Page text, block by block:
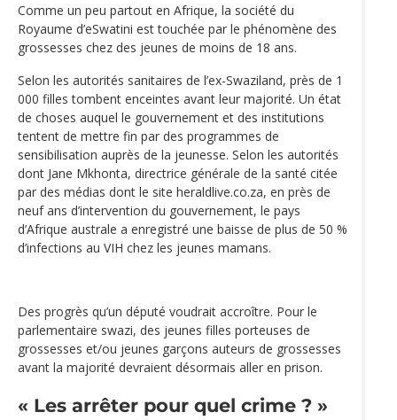
Comme un peu partout en Afrique, la société du
Royaume d’eSwatini est touchée par le phénomène des
grossesses chez des jeunes de moins de 18 ans.
Selon les autorités sanitaires de l’ex-Swaziland, près de 1
000 filles tombent enceintes avant leur majorité. Un état
de choses auquel le gouvernement et des institutions
tentent de mettre fin par des programmes de
sensibilisation auprès de la jeunesse. Selon les autorités
dont Jane Mkhonta, directrice générale de la santé citée
par des médias dont le site heraldlive.co.za, en près de
neuf ans d’intervention du gouvernement, le pays
d’Afrique australe a enregistré une baisse de plus de 50 %
d’infections au VIH chez les jeunes mamans.
Des progrès qu’un député voudrait accroître. Pour le
parlementaire swazi, des jeunes filles porteuses de
grossesses et/ou jeunes garçons auteurs de grossesses
avant la majorité devraient désormais aller en prison.
« Les arrêter pour quel crime ? »